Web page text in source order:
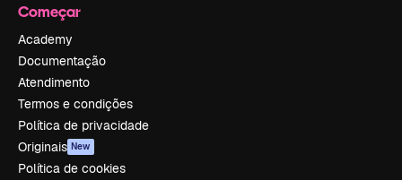
Começar
Academy
Documentação
Atendimento
Termos e condições
Política de privacidade
Originais New
Política de cookies